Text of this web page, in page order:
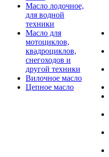
Масло лодочное,
для водной
техники
Масло для
мотоциклов,
квадроциклов,
снегоходов и
другой техники
Вилочное масло
Цепное масло